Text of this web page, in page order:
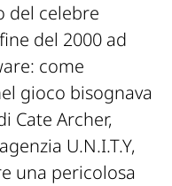
del celebre
del 2000 ad
come
gioco bisognava
Cate Archer,
U.N.I.T.Y,
una pericolosa